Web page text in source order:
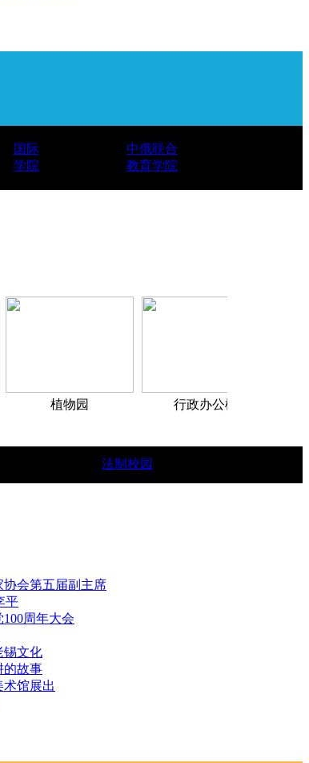
国际
学院
中俄联合
教育学院
植物园 行政办公楼
法制校园
会第五届副主席
平
周年大会
锡文化
故事
馆展出